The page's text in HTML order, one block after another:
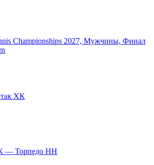
Championships 2027, Мужчины, Финал
ХК
— Торпедо НН